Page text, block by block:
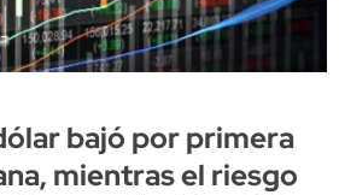
bajó por primera
mientras el riesgo